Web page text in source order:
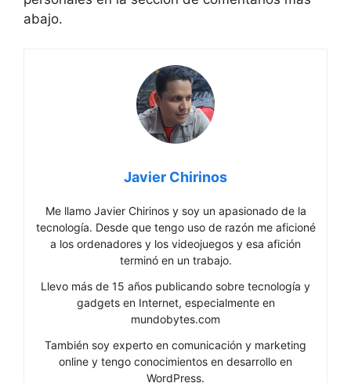
abajo.
Javier Chirinos
Me llamo Javier Chirinos y soy un apasionado de la
tecnología. Desde que tengo uso de razón me aficioné
a los ordenadores y los videojuegos y esa afición
terminó en un trabajo.
Llevo más de 15 años publicando sobre tecnología y
gadgets en Internet, especialmente en
mundobytes.com
También soy experto en comunicación y marketing
online y tengo conocimientos en desarrollo en
WordPress.